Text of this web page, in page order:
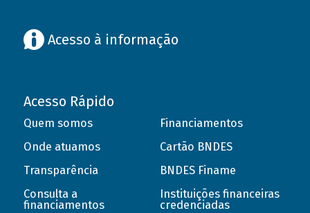
Acesso à informação
Acesso Rápido
Quem somos
Onde atuamos
Transparência
Consulta a
financiamentos
Financiamentos
Cartão BNDES
BNDES Finame
Instituições financeiras
credenciadas